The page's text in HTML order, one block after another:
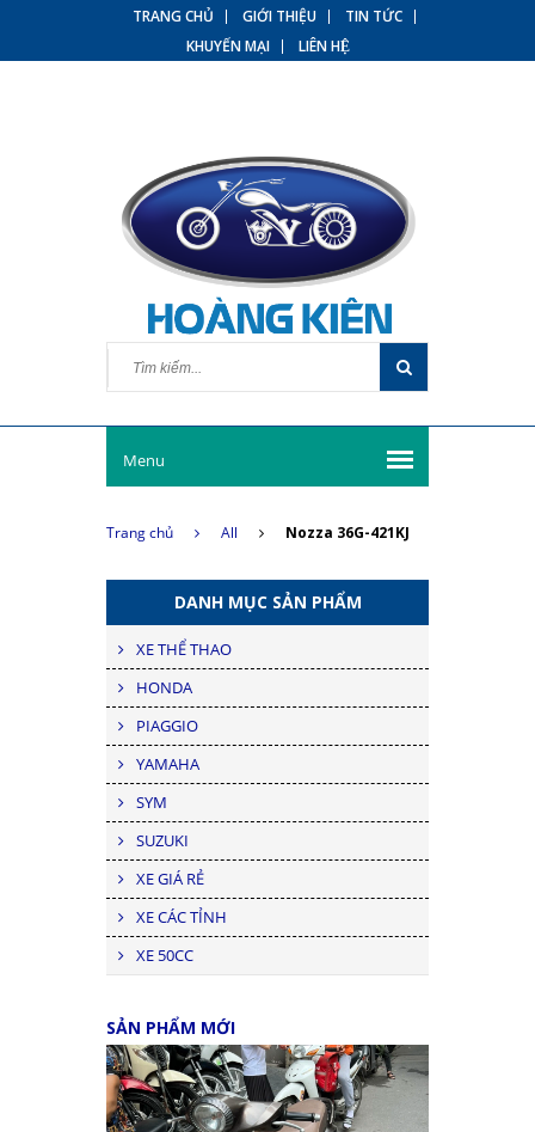
TRANG CHỦ GIỚI THIỆU
TIN TỨC
KHUYẾN MẠI
LIÊN HỆ
Menu
Trang chủ All Nozza 36G-421KJ
DANH MỤC SẢN PHẨM
XE THỂ THAO
HONDA
PIAGGIO
YAMAHA
SYM
SUZUKI
XE GIÁ RẺ
XE CÁC TỈNH
XE 50CC
SẢN PHẨM MỚI